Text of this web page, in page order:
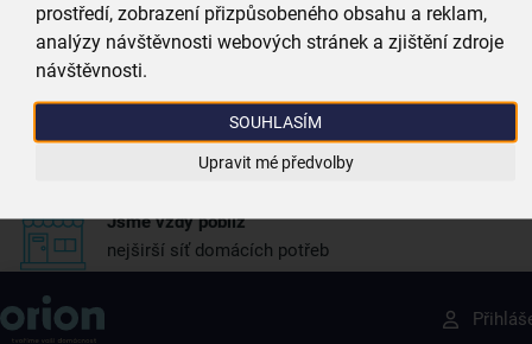
prostředí, zobrazení přizpůsobeného obsahu a reklam,
analýzy návštěvnosti webových stránek a zjištění zdroje
návštěvnosti.
SOUHLASÍM
Upravit mé předvolby
Zboží doručujeme rychle
máme téměr vše skladem
Vždy si u nás vyberete
4 000 kvalitních produktů
Jsme vždy poblíž
nejširší síť domácích potřeb
Získejte rady, recepty a tipy na slevy dřív než
ostatní